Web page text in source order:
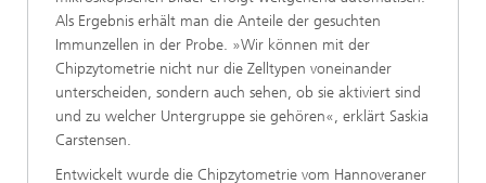
Als Ergebnis erhält man die Anteile der gesuchten
Immunzellen in der Probe. »Wir können mit der
Chipzytometrie nicht nur die Zelltypen voneinander
unterscheiden, sondern auch sehen, ob sie aktiviert sind
und zu welcher Untergruppe sie gehören«, erklärt Saskia
Carstensen.
Entwickelt wurde die Chipzytometrie vom Hannoveraner